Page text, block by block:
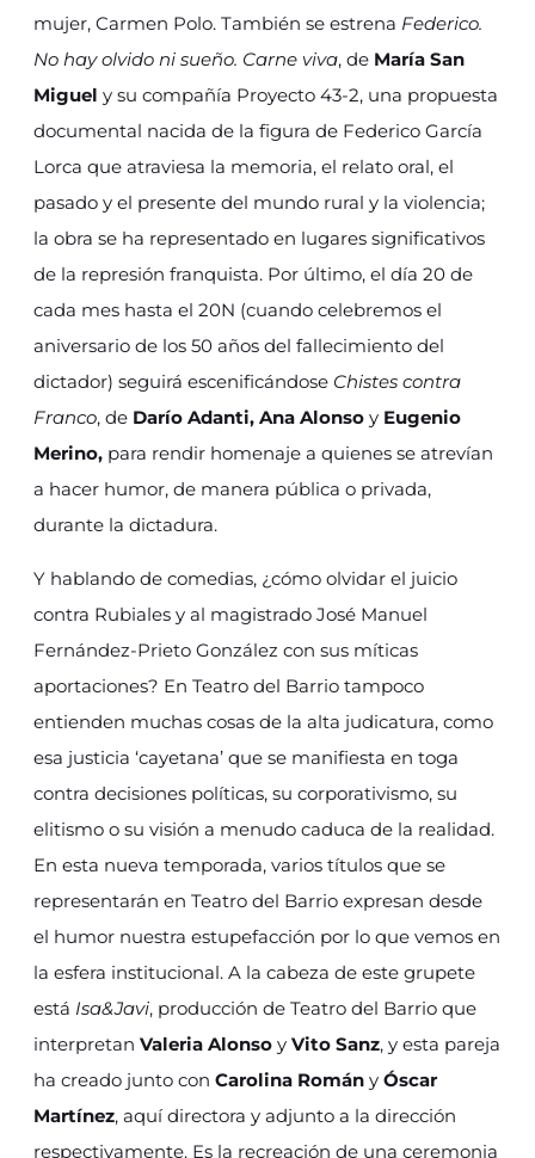
mujer, Carmen Polo. También se estrena Federico.
No hay olvido ni sueño. Carne viva, de María San
Miguel y su compañía Proyecto 43-2, una propuesta
documental nacida de la figura de Federico García
Lorca que atraviesa la memoria, el relato oral, el
pasado y el presente del mundo rural y la violencia;
la obra se ha representado en lugares significativos
de la represión franquista. Por último, el día 20 de
cada mes hasta el 20N (cuando celebremos el
aniversario de los 50 años del fallecimiento del
dictador) seguirá escenificándose Chistes contra
Franco, de Darío Adanti, Ana Alonso y Eugenio
Merino, para rendir homenaje a quienes se atrevían
a hacer humor, de manera pública o privada,
durante la dictadura.
Y hablando de comedias, ¿cómo olvidar el juicio
contra Rubiales y al magistrado José Manuel
Fernández-Prieto González con sus míticas
aportaciones? En Teatro del Barrio tampoco
entienden muchas cosas de la alta judicatura, como
esa justicia ‘cayetana’ que se manifiesta en toga
contra decisiones políticas, su corporativismo, su
elitismo o su visión a menudo caduca de la realidad.
En esta nueva temporada, varios títulos que se
representarán en Teatro del Barrio expresan desde
el humor nuestra estupefacción por lo que vemos en
la esfera institucional. A la cabeza de este grupete
está Isa&Javi, producción de Teatro del Barrio que
interpretan Valeria Alonso y Vito Sanz, y esta pareja
ha creado junto con Carolina Román y Óscar
Martínez, aquí directora y adjunto a la dirección
respectivamente. Es la recreación de una ceremonia